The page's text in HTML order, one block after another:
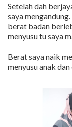
Setelah dah
saya
berat badan
menyusu tu saya
Berat saya naik
menyusu anak